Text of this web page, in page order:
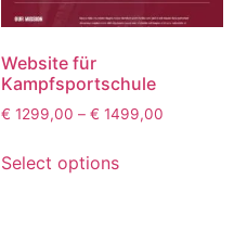
Website für
Kampfsportschule
€ 1299,00 – € 1499,00
Select options